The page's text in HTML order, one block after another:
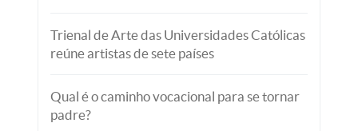
Trienal de Arte das Universidades Católicas
reúne artistas de sete países
Qual é o caminho vocacional para se tornar
padre?